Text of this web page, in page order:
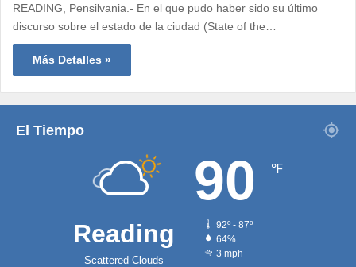
READING, Pensilvania.- En el que pudo haber sido su último
discurso sobre el estado de la ciudad (State of the…
Más Detalles »
El Tiempo
Reading
Scattered Clouds
90 ℉
92º - 87º
64%
3 mph